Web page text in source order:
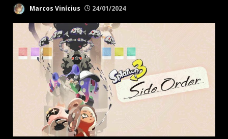
Marcos Vinícius 24/01/2024